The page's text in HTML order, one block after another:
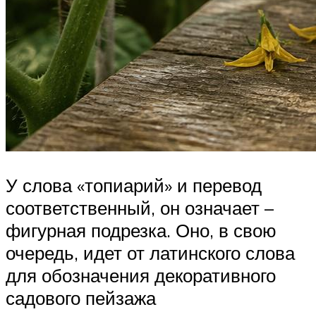
У слова «топиарий» и перевод
соответственный, он означает –
фигурная подрезка. Оно, в свою
очередь, идет от латинского слова
для обозначения декоративного
садового пейзажа